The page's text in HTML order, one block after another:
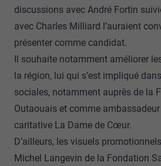
discussions avec André Fortin
avec Charles Milliard l’auraient
présenter comme candidat.
Il souhaite notamment améliorer
la région, lui qui s’est impliqué
sociales, notamment auprès de la
Outaouais et comme
caritative La Dame de Cœur.
D’ailleurs, les visuels
Michel Langevin de la Fondation